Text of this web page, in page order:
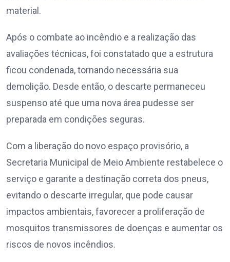
material.
Após o combate ao incêndio e a realização das
avaliações técnicas, foi constatado que a estrutura
ficou condenada, tornando necessária sua
demolição. Desde então, o descarte permaneceu
suspenso até que uma nova área pudesse ser
preparada em condições seguras.
Com a liberação do novo espaço provisório, a
Secretaria Municipal de Meio Ambiente restabelece o
serviço e garante a destinação correta dos pneus,
evitando o descarte irregular, que pode causar
impactos ambientais, favorecer a proliferação de
mosquitos transmissores de doenças e aumentar os
riscos de novos incêndios.